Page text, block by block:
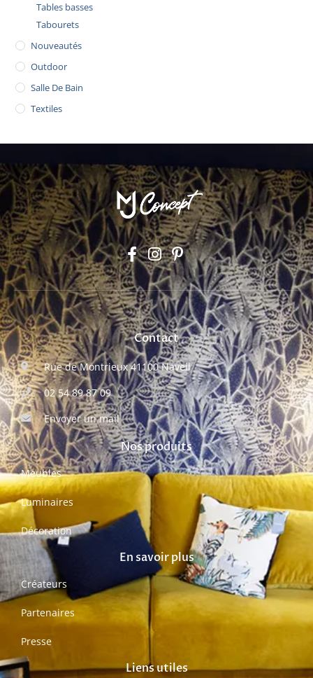
Tables basses
Tabourets
Nouveautés
Outdoor
Salle De Bain
Textiles
Contact
Rue de Montrieux 41100 Naveil
02 54 89 87 09
Envoyer un mail
Nos produits
Meubles
Luminaires
Décoration
En savoir plus
Créateurs
Partenaires
Presse
Liens utiles